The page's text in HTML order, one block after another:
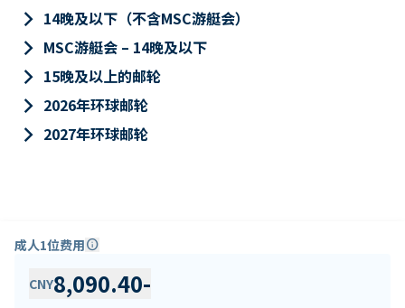
keyboard_arrow_right 14晚及以下（不含MSC游艇会）
keyboard_arrow_right MSC游艇会 – 14晚及以下
keyboard_arrow_right 15晚及以上的邮轮
keyboard_arrow_right 2026年环球邮轮
keyboard_arrow_right 2027年环球邮轮
成人1位费用info
CNY8,090.40-